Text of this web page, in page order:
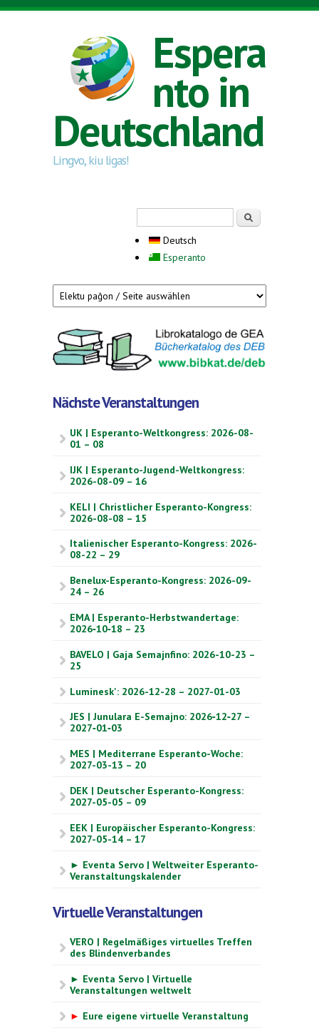
Direkt zum Inhalt
Espera
nto in
Deutschland
Lingvo, kiu ligas!
Deutsch
Esperanto
Nächste Veranstaltungen
UK | Esperanto-Weltkongress: 2026-08-
01 – 08
IJK | Esperanto-Jugend-Weltkongress:
2026-08-09 – 16
KELI | Christlicher Esperanto-Kongress:
2026-08-08 – 15
Italienischer Esperanto-Kongress: 2026-
08-22 – 29
Benelux-Esperanto-Kongress: 2026-09-
24 – 26
EMA | Esperanto-Herbstwandertage:
2026‑10‑18 – 23
BAVELO | Gaja Semajnfino: 2026-10-23 –
25
Luminesk': 2026-12-28 – 2027-01-03
JES | Junulara E-Semajno: 2026‑12‑27 –
2027‑01‑03
MES | Mediterrane Esperanto-Woche:
2027-03-13 – 20
DEK | Deutscher Esperanto-Kongress:
2027-05-05 – 09
EEK | Europäischer Esperanto-Kongress:
2027-05-14 – 17
► Eventa Servo | Weltweiter Esperanto-
Veranstaltungskalender
Virtuelle Veranstaltungen
VERO | Regelmäßiges virtuelles Treffen
des Blindenverbandes
► Eventa Servo | Virtuelle
Veranstaltungen weltwelt
► Eure eigene virtuelle Veranstaltung